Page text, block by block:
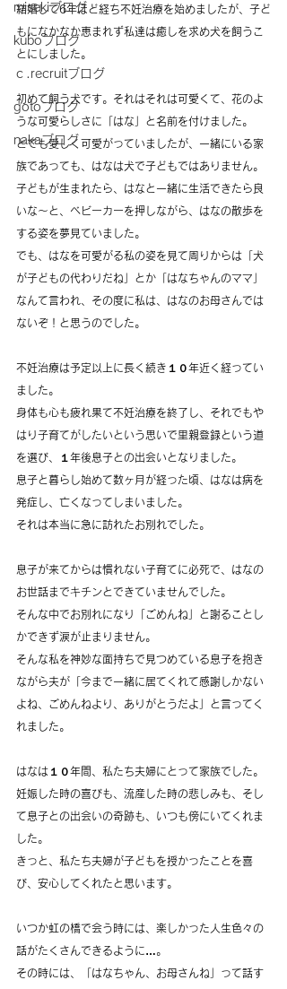
misekiブログ
kuboブログ
ｃ.recruitブログ
gotoブログ
nakaブログ
結婚して6年ほど経ち不妊治療を始めましたが、子ど
もになかなか恵まれず私達は癒しを求め犬を飼うこ
とにしました。
初めて飼う犬です。それはそれは可愛くて、花のよ
うな可愛らしさに「はな」と名前を付けました。
とても愛しく可愛がっていましたが、一緒にいる家
族であっても、はなは犬で子どもではありません。
子どもが生まれたら、はなと一緒に生活できたら良
いな～と、ベビーカーを押しながら、はなの散歩を
する姿を夢見ていました。
でも、はなを可愛がる私の姿を見て周りからは「犬
が子どもの代わりだね」とか「はなちゃんのママ」
なんて言われ、その度に私は、はなのお母さんでは
ないぞ！と思うのでした。
不妊治療は予定以上に長く続き１０年近く経ってい
ました。
身体も心も疲れ果て不妊治療を終了し、それでもや
はり子育てがしたいという思いで里親登録という道
を選び、１年後息子との出会いとなりました。
息子と暮らし始めて数ヶ月が経った頃、はなは病を
発症し、亡くなってしまいました。
それは本当に急に訪れたお別れでした。
息子が来てからは慣れない子育てに必死で、はなの
お世話までキチンとできていませんでした。
そんな中でお別れになり「ごめんね」と謝ることし
かできず涙が止まりません。
そんな私を神妙な面持ちで見つめている息子を抱き
ながら夫が「今まで一緒に居てくれて感謝しかない
よね、ごめんねより、ありがとうだよ」と言ってく
れました。
はなは１０年間、私たち夫婦にとって家族でした。
妊娠した時の喜びも、流産した時の悲しみも、そし
て息子との出会いの奇跡も、いつも傍にいてくれま
した。
きっと、私たち夫婦が子どもを授かったことを喜
び、安心してくれたと思います。
いつか虹の橋で会う時には、楽しかった人生色々の
話がたくさんできるように…。
その時には、「はなちゃん、お母さんね」って話す